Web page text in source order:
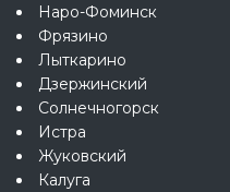
Наро-Фоминск
Фрязино
Лыткарино
Дзержинский
Солнечногорск
Истра
Жуковский
Калуга